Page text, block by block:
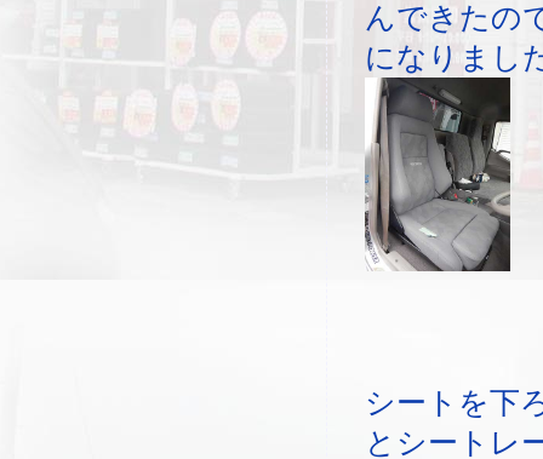
んできたの
になりまし
シートを下
とシートレ